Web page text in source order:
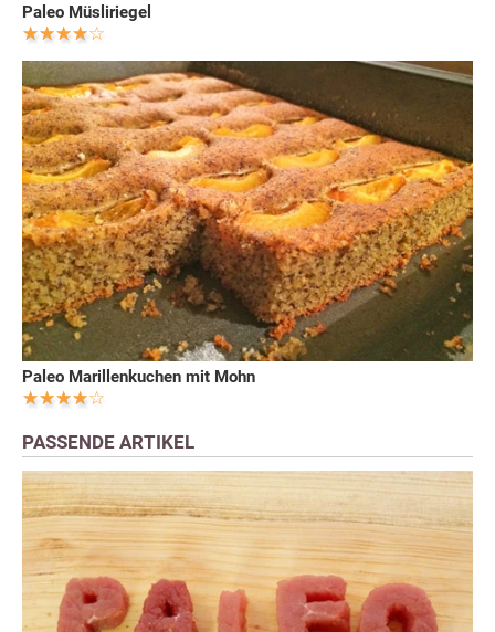
Paleo Müsliriegel
Paleo Marillenkuchen mit Mohn
PASSENDE ARTIKEL